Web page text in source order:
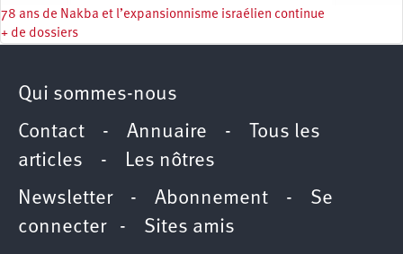
78 ans de Nakba et l’expansionnisme israélien continue
+ de dossiers
Qui sommes-nous
Contact - Annuaire -
Tous les
articles - Les nôtres
Newsletter- Abonnement - Se
connecter- Sites amis